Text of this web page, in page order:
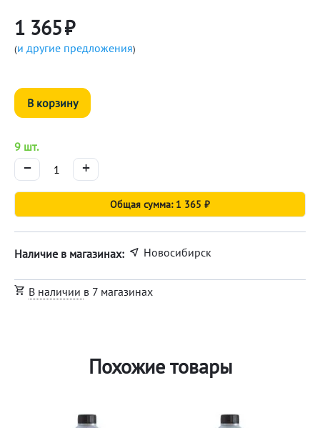
1 365₽
(и другие предложения)
В корзину
9 шт.
+
−
Общая сумма: 1 365 ₽
Наличие в магазинах: Новосибирск
В наличии в 7 магазинах
Похожие товары